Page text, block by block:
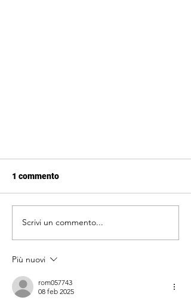
Cosa sono gli impianti?
1 commento
Scrivi un commento...
Più nuovi
rom057743
08 feb 2025